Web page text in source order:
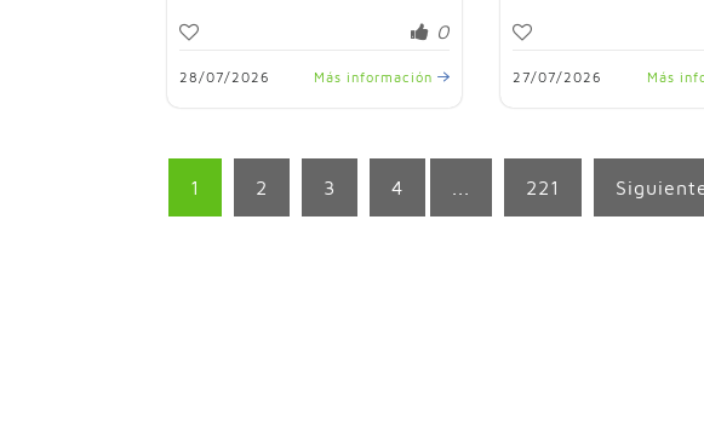
0
28/07/2026 Más información 27/07/2026 Más
1 2 3 4 221